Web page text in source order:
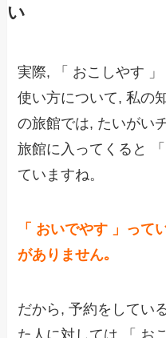
い
実際, 「 おこしやす
使い方について, 私の
の旅館では, たいがい
旅館に入ってくると
ていますね。
「 おいでやす 」って
がありません｡
だから, 予約をしてい
た人に対しては 「 お